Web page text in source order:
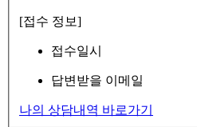
[접수 정보]
접수일시
답변받을 이메일
나의 상담내역 바로가기